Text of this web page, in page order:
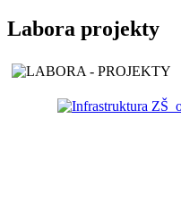
Labora projekty